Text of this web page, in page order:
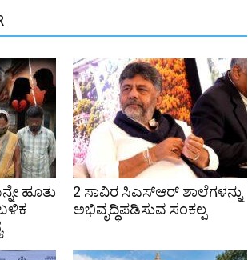
ಹೂತು
2 ಸಾವಿರ ಸಿಎಸ್‌ಆರ್ ಶಾಲೆಗಳನ್ನು
ಅಭಿವೃದ್ಧಿಪಡಿಸುವ ಸಂಕಲ್ಪ